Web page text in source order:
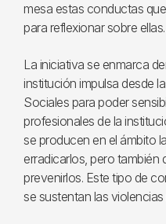
mesa estas conductas
para reflexionar sobre ellas.
La iniciativa se enmarca
institución impulsa desde
Sociales para poder
profesionales de la
se producen en el ámbito
erradicarlos, pero también
prevenirlos. Este tipo de
se sustentan las